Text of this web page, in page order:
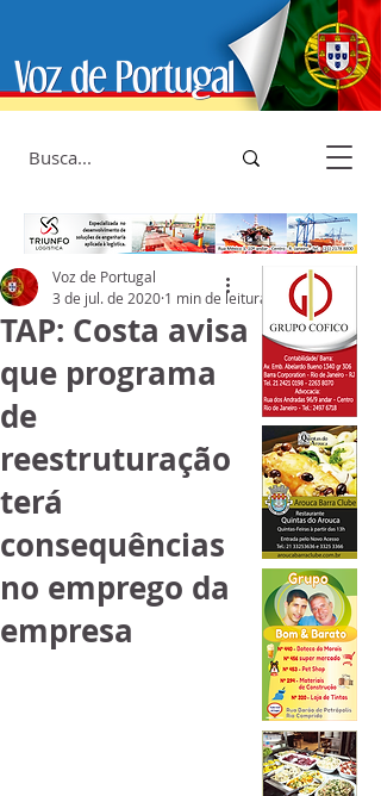
TAP: Costa avisa
que programa
de
reestruturação
terá
consequências
no emprego da
empresa
Voz de Portugal
3 de jul. de 2020 1 min de leitura